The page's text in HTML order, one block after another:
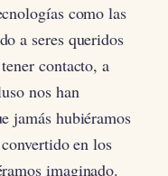
como las
a seres queridos
contacto, a
nos han
jamás hubiéramos
en los
imaginado.